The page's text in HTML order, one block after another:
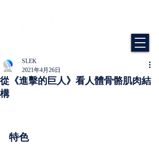
從《進擊的巨人》看人體骨骼肌肉結
構
SLEK
2021年4月26日
特色